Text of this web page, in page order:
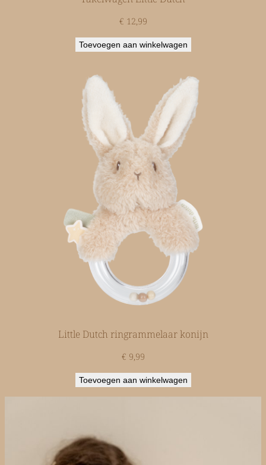
€ 12,99
Toevoegen aan winkelwagen
Little Dutch ringrammelaar konijn
€ 9,99
Toevoegen aan winkelwagen